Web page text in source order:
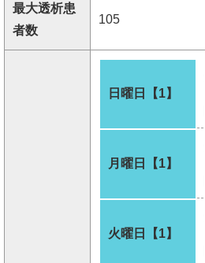
最大透析患
者数
105
日曜日【1】
月曜日【1】
火曜日【1】